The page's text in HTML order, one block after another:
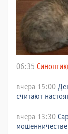
06:35
вчера 15:00
считают
вчера 13:30